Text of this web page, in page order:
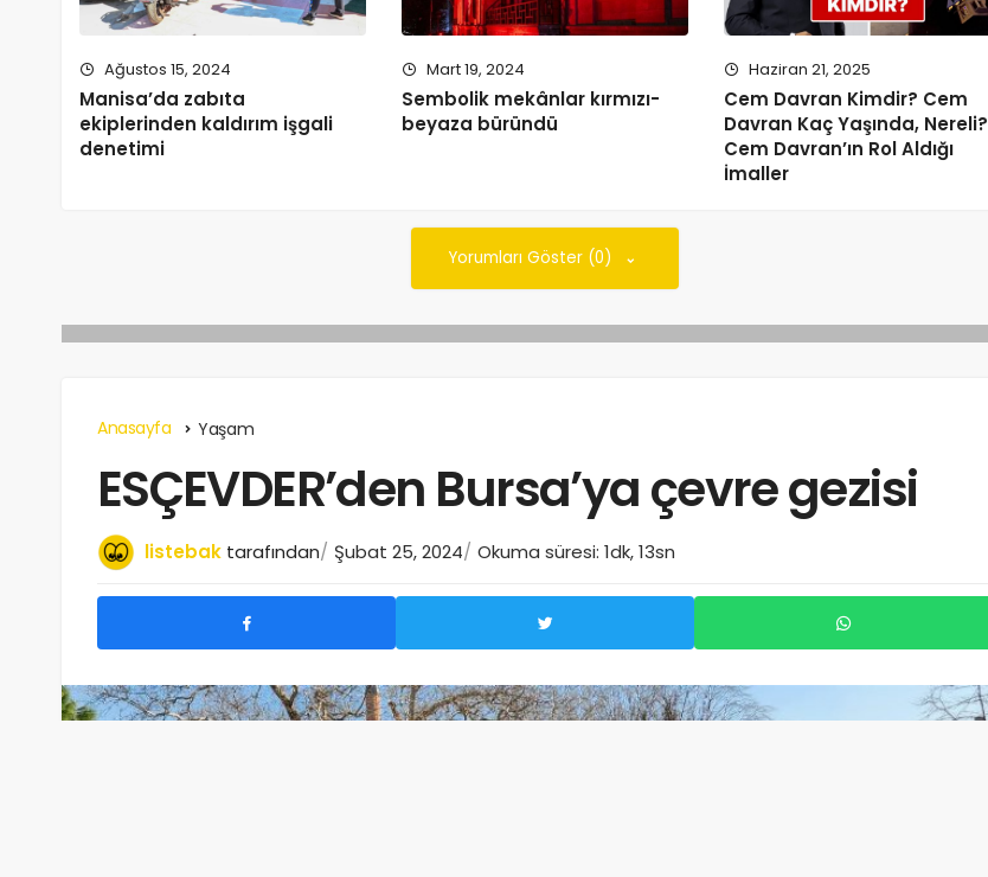
Ağustos 15, 2024
Manisa’da zabıta
ekiplerinden kaldırım işgali
denetimi
Mart 19, 2024
Sembolik mekânlar kırmızı-
beyaza büründü
Haziran 21, 2025
Cem Davran Kimdir? Cem
Davran Kaç Yaşında, Nereli?
Cem Davran’ın Rol Aldığı
İmaller
Yorumları Göster (0)
Anasayfa Yaşam
ESÇEVDER’den Bursa’ya çevre gezisi
listebak tarafından Şubat 25, 2024 Okuma süresi: 1dk, 13sn